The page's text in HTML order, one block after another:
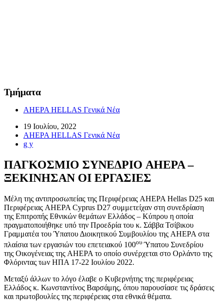
Τμήματα
AHEPA HELLAS Γενικά Νέα
19 Ιουλίου, 2022
AHEPA HELLAS Γενικά Νέα
g y
ΠΑΓΚΟΣΜΙΟ ΣΥΝΕΔΡΙΟ AHEPA –
ΞΕΚΙΝΗΣΑΝ ΟΙ ΕΡΓΑΣΙΕΣ
Μέλη της αντιπροσωπείας της Περιφέρειας AHEPA Hellas D25 και
Περιφέρειας AHEPA Cyprus D27 συμμετείχαν στη συνεδρίαση
της Επιτροπής Εθνικών θεμάτων Ελλάδος – Κύπρου η οποία
πραγματοποιήθηκε υπό την Προεδρία του κ. Σάββα Τσίβικου
Γραμματέα του Ύπατου Διοικητικού Συμβουλίου της AHEPA στα
πλαίσια των εργασιών του επετειακού 100ου Ύπατου Συνεδρίου
της Οικογένειας της AHEPA το οποίο συνέρχεται στο Ορλάντο της
Φλόριντας των ΗΠΑ 17-22 Ιουλίου 2022.
Μεταξύ άλλων το λόγο έλαβε ο Κυβερνήτης της περιφέρειας
Ελλάδος κ. Κωνσταντίνος Βαρσάμης, όπου παρουσίασε τις δράσεις
και πρωτοβουλίες της περιφέρειας στα εθνικά θέματα.